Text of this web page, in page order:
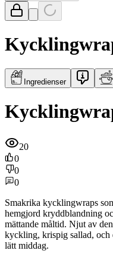
Ingredienser
20
0
0
0
Smakrika kycklingwraps
hemgjord kryddblandning
mättande måltid. Njut av
kyckling, krispig sallad, och
lätt middag.